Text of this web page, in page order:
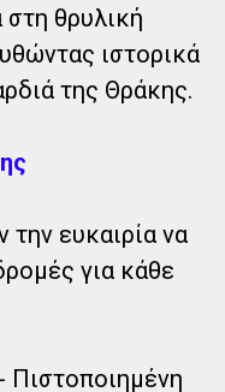
στη θρυλική
ιστορικά
της Θράκης.
την ευκαιρία να
για κάθε
- Πιστοποιημένη